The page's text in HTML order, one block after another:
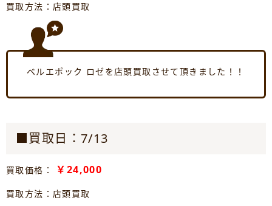
買取方法：店頭買取
ベルエポック ロゼを店頭買取させて頂きました！！
■買取日：7/13
買取価格： ￥24,000
買取方法：店頭買取